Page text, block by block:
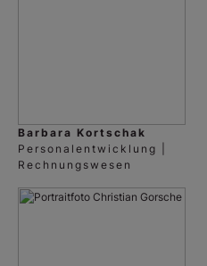
Barbara Kortschak
Personalentwicklung |
Rechnungswesen